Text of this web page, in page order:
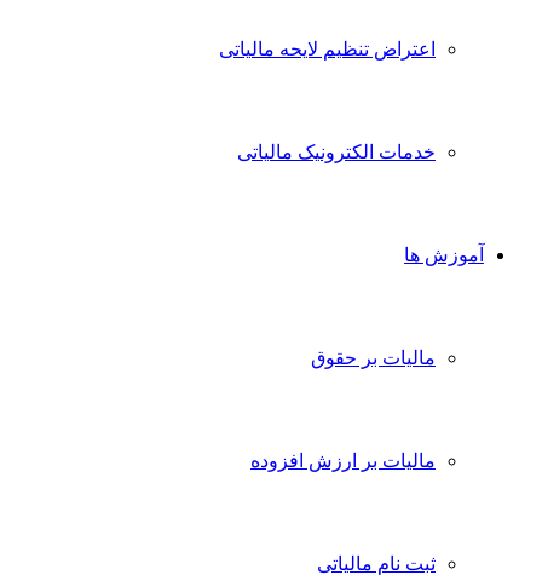
اعتراض تنظیم لایحه مالیاتی
خدمات الکترونیک مالیاتی
آموزش ها
مالیات بر حقوق
مالیات بر ارزش افزوده
ثبت نام مالیاتی